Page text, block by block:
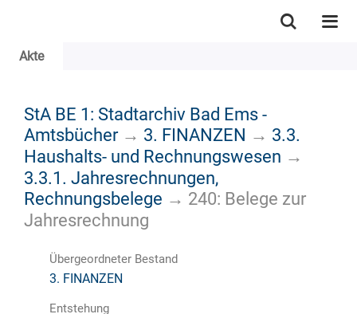
Akte
StA BE 1: Stadtarchiv Bad Ems -
Amtsbücher→ 3. FINANZEN → 3.3.
Haushalts- und Rechnungswesen →
3.3.1. Jahresrechnungen,
Rechnungsbelege → 240: Belege zur
Jahresrechnung
Übergeordneter Bestand
3. FINANZEN
Entstehung